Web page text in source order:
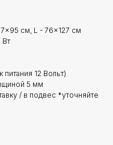
см, L - 76x127 см
Вт
питания 12 Вольт)
5 мм
/ в подвес *уточняйте